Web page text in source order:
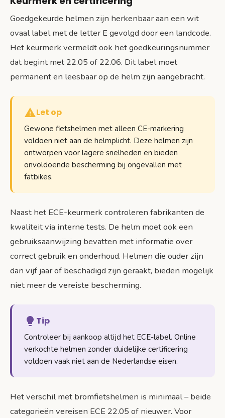
Goedgekeurde helmen zijn herkenbaar aan een wit
ovaal label met de letter E gevolgd door een landcode.
Het keurmerk vermeldt ook het goedkeuringsnummer
dat begint met 22.05 of 22.06. Dit label moet
permanent en leesbaar op de helm zijn aangebracht.
Let op
Gewone fietshelmen met alleen CE-markering
voldoen niet aan de helmplicht. Deze helmen zijn
ontworpen voor lagere snelheden en bieden
onvoldoende bescherming bij ongevallen met
fatbikes.
Naast het ECE-keurmerk controleren fabrikanten de
kwaliteit via interne tests. De helm moet ook een
gebruiksaanwijzing bevatten met informatie over
correct gebruik en onderhoud. Helmen die ouder zijn
dan vijf jaar of beschadigd zijn geraakt, bieden mogelijk
niet meer de vereiste bescherming.
Tip
Controleer bij aankoop altijd het ECE-label. Online
verkochte helmen zonder duidelijke certificering
voldoen vaak niet aan de Nederlandse eisen.
Het verschil met bromfietshelmen is minimaal – beide
categorieën vereisen ECE 22.05 of nieuwer. Voor